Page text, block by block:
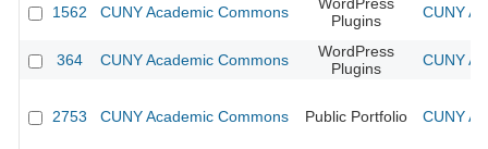
1562 CUNY Academic Commons
Plugins
CUNY
364 CUNY Academic Commons
WordPress
Plugins
CUNY
2753 CUNY Academic Commons Public Portfolio CUNY